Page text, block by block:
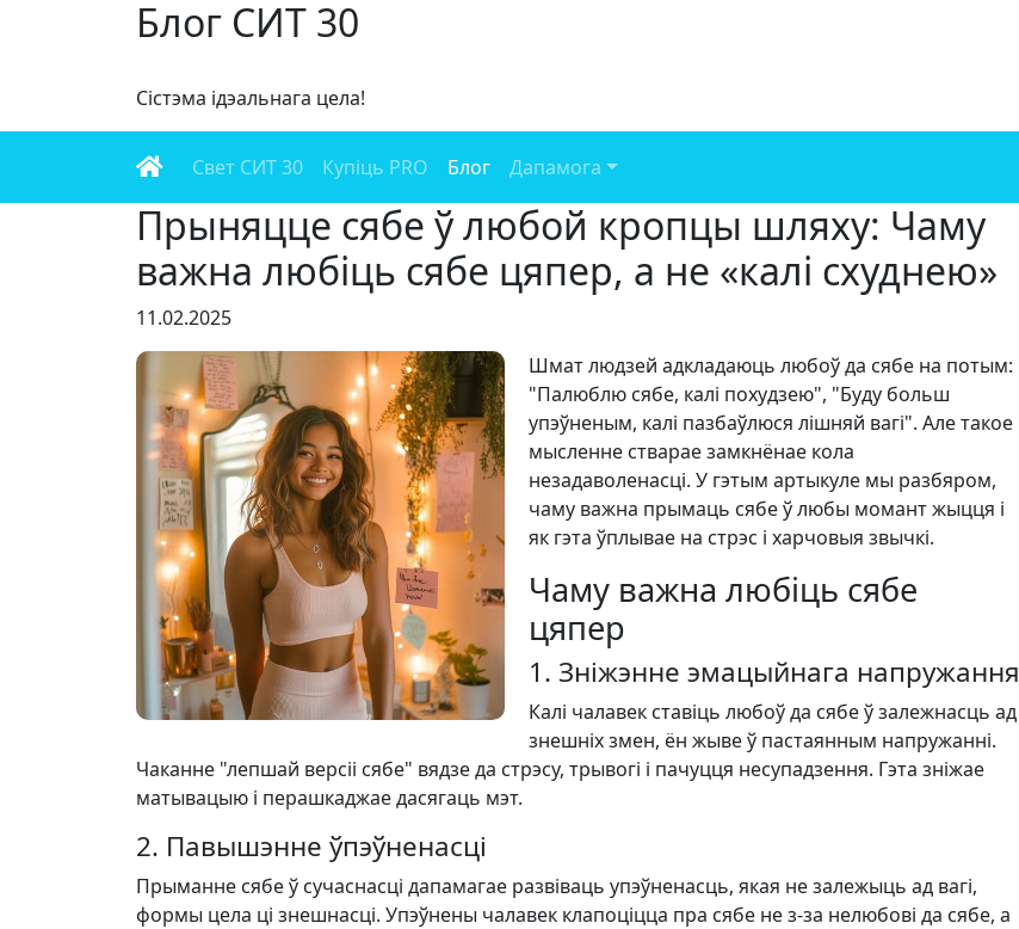
Блог СИТ 30
Сістэма ідэальнага цела!
Свет СИТ 30 Купіць PRO Блог Дапамога
Прыняцце сябе ў любой кропцы шляху: Чаму
важна любіць сябе цяпер, а не «калі схуднею»
11.02.2025
Шмат людзей адкладаюць любоў да сябе на потым:
"Палюблю сябе, калі похудзею", "Буду больш
упэўненым, калі пазбаўлюся лішняй вагі". Але такое
мысленне стварае замкнёнае кола
незадаволенасці. У гэтым артыкуле мы разбяром,
чаму важна прымаць сябе ў любы момант жыцця і
як гэта ўплывае на стрэс і харчовыя звычкі.
Чаму важна любіць сябе
цяпер
1. Зніжэнне эмацыйнага напружання
Калі чалавек ставіць любоў да сябе ў залежнасць ад
знешніх змен, ён жыве ў пастаянным напружанні.
Чаканне "лепшай версіі сябе" вядзе да стрэсу, трывогі і пачуцця несупадзення. Гэта зніжае
матывацыю і перашкаджае дасягаць мэт.
2. Павышэнне ўпэўненасці
Прыманне сябе ў сучаснасці дапамагае развіваць упэўненасць, якая не залежыць ад вагі,
формы цела ці знешнасці. Упэўнены чалавек клапоціцца пра сябе не з-за нелюбові да сябе, а